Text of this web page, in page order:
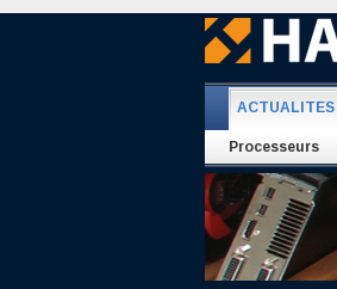
ACTUALITES
Processeurs